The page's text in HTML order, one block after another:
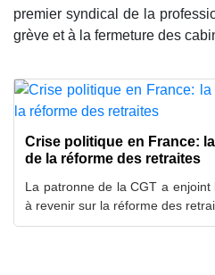
premier syndical de la
grève et à la fermeture des
Crise politique en France:
de la réforme des retraites
La patronne de la CGT a
à revenir sur la réforme des